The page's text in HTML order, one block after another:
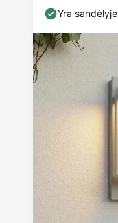
Yra sandėlyje